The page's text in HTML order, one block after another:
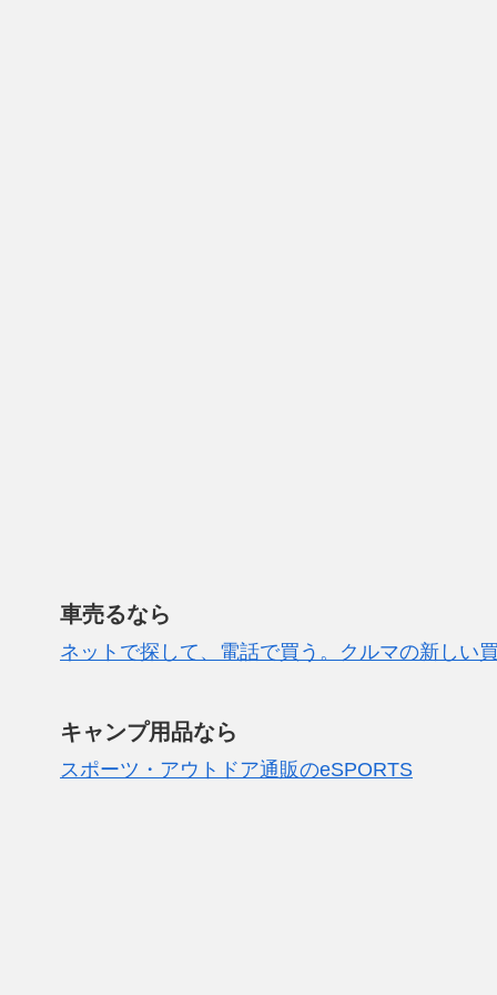
車売るなら
ネットで探して、電話で買う。クルマの新しい
キャンプ用品なら
スポーツ・アウトドア通販のeSPORTS